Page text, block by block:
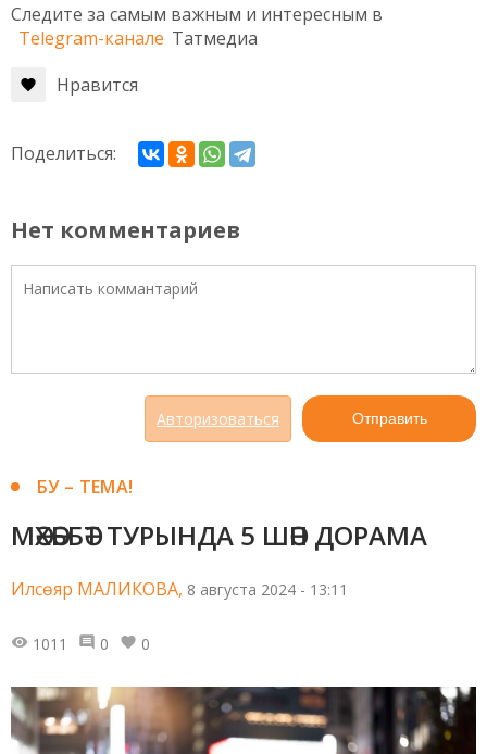
Следите за самым важным и интересным в
Telegram-канале Татмедиа
Нравится
Поделиться:
Нет комментариев
Авторизоваться Отправить
БУ – ТЕМА!
МӘХӘББӘТ ТУРЫНДА 5 ШӘП ДОРАМА
Илсөяр МАЛИКОВА, 8 августа 2024 - 13:11
1011 0 0